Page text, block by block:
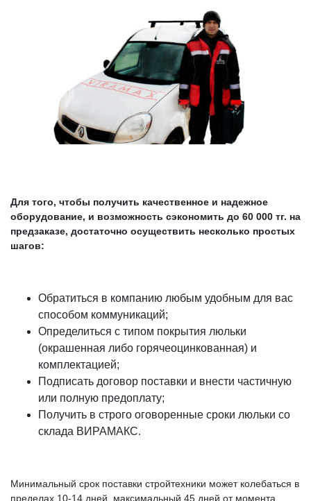
Для того, чтобы получить качественное и надежное
оборудование, и возможность сэкономить до 60 000 тг. на
предзаказе, достаточно осуществить несколько простых
шагов:
Обратиться в компанию любым удобным для вас
способом коммуникаций;
Определиться с типом покрытия люльки
(окрашенная либо горячеоцинкованная) и
комплектацией;
Подписать договор поставки и внести частичную
или полную предоплату;
Получить в строго оговоренные сроки люльки со
склада ВИРАМАКС.
Минимальный срок поставки стройтехники может колебаться в
пределах 10-14 дней, максимальный 45 дней от момента